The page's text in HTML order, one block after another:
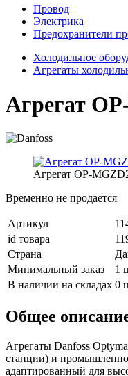
Провод
Электрика
Предохранители
Холодильное
Агрегаты
Агрегат
Агрегат OP-
Временно не продается
Артикул
id товара
Страна
Минимальный заказ
1
В наличии на складах 0
Общее
Агрегаты Danfoss
станции) и
адаптированный для